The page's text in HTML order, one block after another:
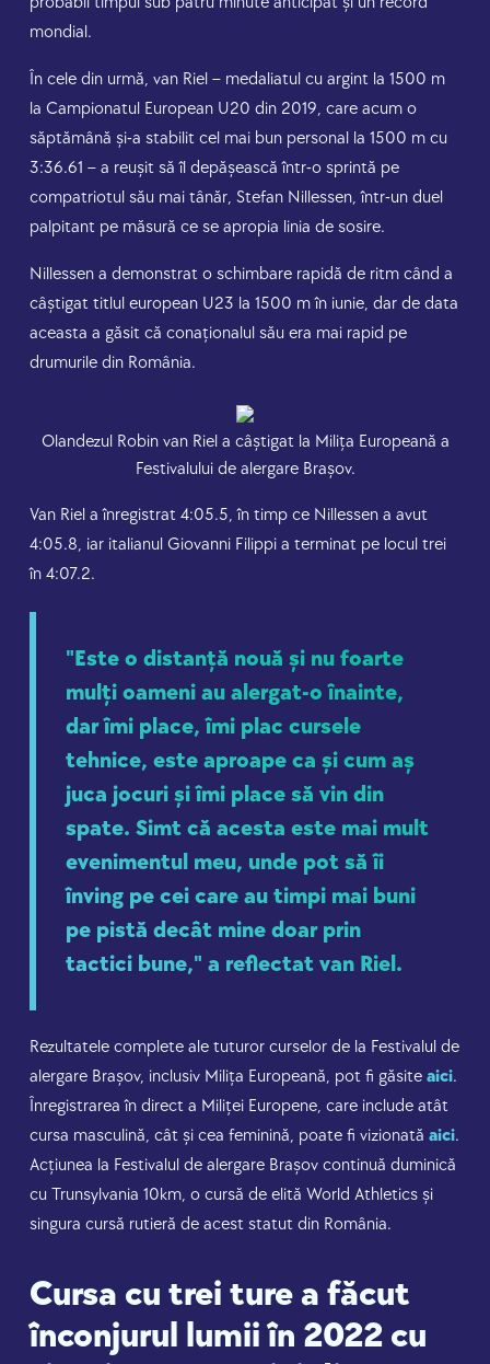
mondial.
În cele din urmă, van Riel – medaliatul cu argint la 1500 m
la Campionatul European U20 din 2019, care acum o
săptămână și-a stabilit cel mai bun personal la 1500 m cu
3:36.61 – a reușit să îl depășească într-o sprintă pe
compatriotul său mai tânăr, Stefan Nillessen, într-un duel
palpitant pe măsură ce se apropia linia de sosire.
Nillessen a demonstrat o schimbare rapidă de ritm când a
câștigat titlul european U23 la 1500 m în iunie, dar de data
aceasta a găsit că conaționalul său era mai rapid pe
drumurile din România.
Olandezul Robin van Riel a câștigat la Milița Europeană a
Festivalului de alergare Brașov.
Van Riel a înregistrat 4:05.5, în timp ce Nillessen a avut
4:05.8, iar italianul Giovanni Filippi a terminat pe locul trei
în 4:07.2.
"Este o distanță nouă și nu foarte
mulți oameni au alergat-o înainte,
dar îmi place, îmi plac cursele
tehnice, este aproape ca și cum aș
juca jocuri și îmi place să vin din
spate. Simt că acesta este mai mult
evenimentul meu, unde pot să îi
înving pe cei care au timpi mai buni
pe pistă decât mine doar prin
tactici bune," a reflectat van Riel.
Rezultatele complete ale tuturor curselor de la Festivalul de
alergare Brașov, inclusiv Milița Europeană, pot fi găsite aici.
Înregistrarea în direct a Miliței Europene, care include atât
cursa masculină, cât și cea feminină, poate fi vizionată aici.
Acțiunea la Festivalul de alergare Brașov continuă duminică
cu Trunsylvania 10km, o cursă de elită World Athletics și
singura cursă rutieră de acest statut din România.
Cursa cu trei ture a făcut
înconjurul lumii în 2022 cu